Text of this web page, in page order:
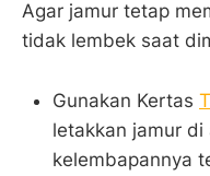
Agar jamur tetap
tidak lembek saat
Gunakan Kertas
letakkan jamur di
kelembapannya